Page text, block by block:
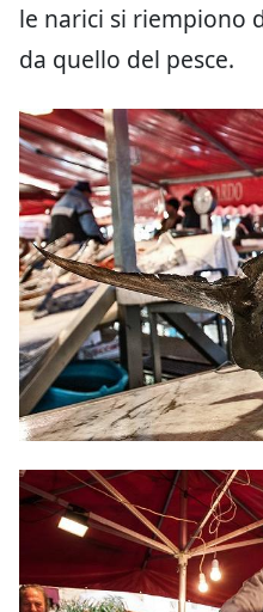
le narici si riempiono
da quello del pesce.